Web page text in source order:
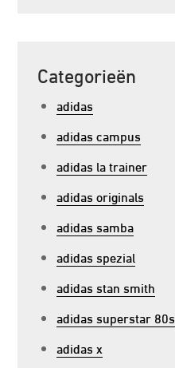
Categorieën
adidas
adidas campus
adidas la trainer
adidas originals
adidas samba
adidas spezial
adidas stan smith
adidas superstar 80s
adidas x